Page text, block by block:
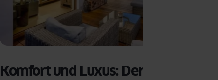
Komfort und Luxus: Der Mehrwert